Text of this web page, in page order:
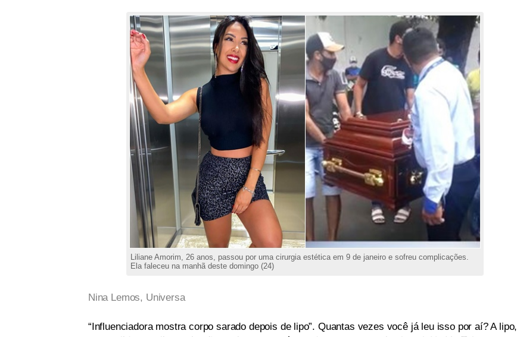
Liliane Amorim, 26 anos, passou por uma cirurgia estética em 9 de janeiro e sofreu complicações.
Ela faleceu na manhã deste domingo (24)
Nina Lemos, Universa
“Influenciadora mostra corpo sarado depois de lipo”. Quantas vezes você já leu isso por aí? A lipo,